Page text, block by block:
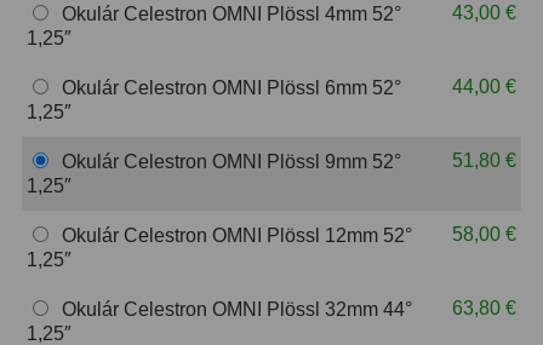
Slnečné42
CLS a UHC 14
Širokopásmové
OIII21
Hβ4
Planetárne
Okulár Celestron OMNI Plössl 4mm 52°
1,25″
43,00 €
Okulár Celestron OMNI Plössl 6mm 52°
1,25″
44,00 €
Okulár Celestron OMNI Plössl 9mm 52°
1,25″
51,80 €
Okulár Celestron OMNI Plössl 12mm 52°
1,25″
58,00 €
Okulár Celestron OMNI Plössl 32mm 44°
1,25″
63,80 €